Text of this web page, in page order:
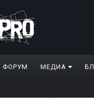
ФОРУМ МЕДИА